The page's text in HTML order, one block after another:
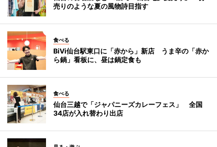
売りのような夏の風物詩目指す
食べる
BiVi仙台駅東口に「赤から」新店 うま辛の「赤か
ら鍋」看板に、昼は鍋定食も
食べる
仙台三越で「ジャパニーズカレーフェス」 全国
34店が入れ替わり出店